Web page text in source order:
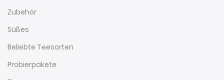
Zubehör
Süßes
Beliebte Teesorten
Probierpakete